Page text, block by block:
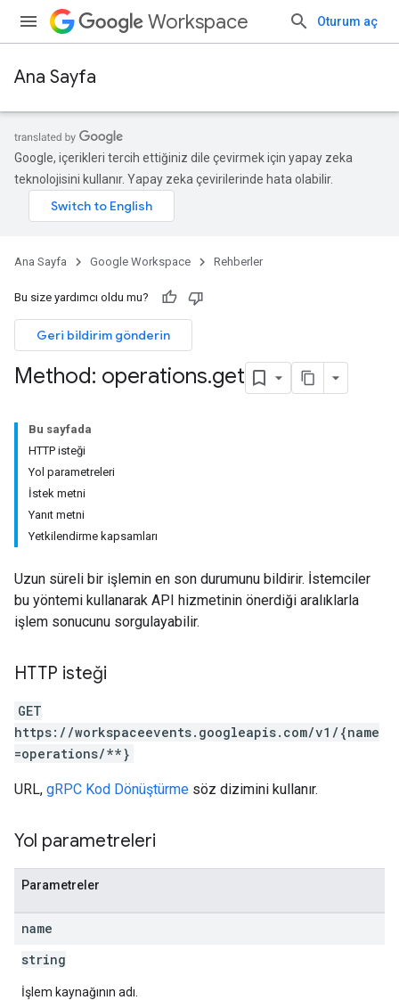
Workspace Oturum aç
Ana Sayfa
Google, içerikleri tercih ettiğiniz dile çevirmek için yapay zeka
teknolojisini kullanır. Yapay zeka çevirilerinde hata olabilir.
Ana Sayfa Google Workspace Rehberler
Bu size yardımcı oldu mu?
Geri bildirim gönderin
Method: operations.get
Bu sayfada
HTTP isteği
Yol parametreleri
İstek metni
Yanıt metni
Yetkilendirme kapsamları
Uzun süreli bir işlemin en son durumunu bildirir. İstemciler
bu yöntemi kullanarak API hizmetinin önerdiği aralıklarla
işlem sonucunu sorgulayabilir.
HTTP isteği
GET
https://workspaceevents.googleapis.com/v1/{name
=operations/**}
URL, gRPC Kod Dönüştürme söz dizimini kullanır.
Yol parametreleri
Parametreler
name
string
İşlem kaynağının adı.